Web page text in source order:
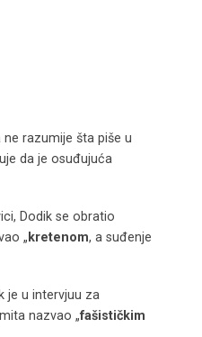
ne razumije šta piše u
da je osuđujuća
Dodik se obratio
„ kretenom, a suđenje
je u intervjuu za
nazvao „fašističkim